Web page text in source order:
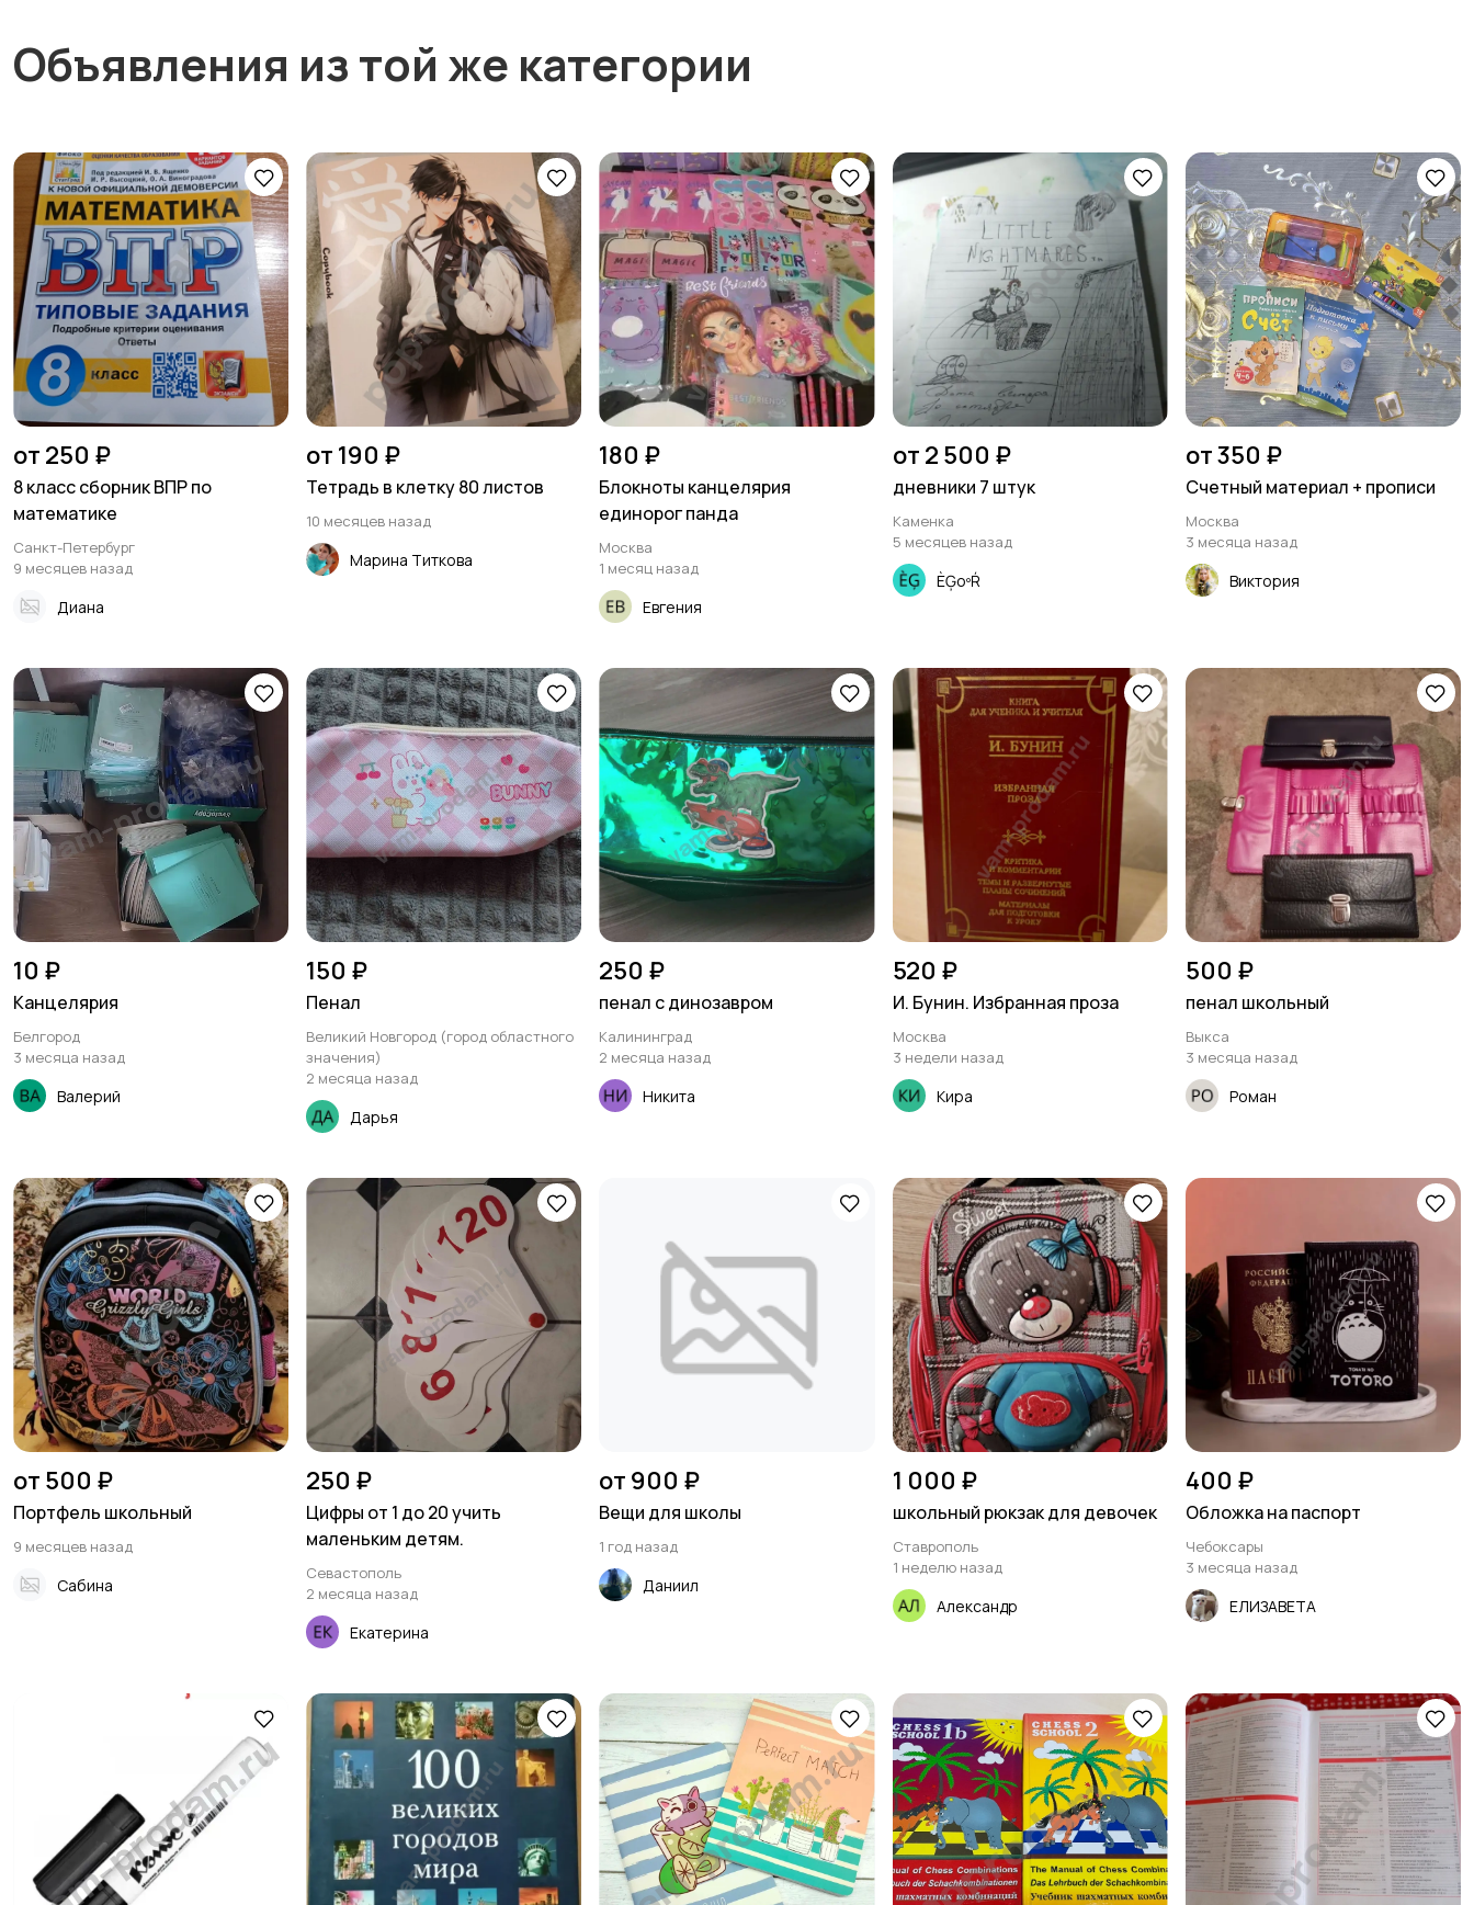
Объявления из той же категории
от 250 ₽
8 класс сборник ВПР по
математике
Санкт-Петербург
9 месяцев назад
Диана
от 190 ₽
Тетрадь в клетку 80 листов
10 месяцев назад
Марина Титкова
180 ₽
Блокноты канцелярия
единорог панда
Москва
1 месяц назад
Евгения
от 2 500 ₽
дневники 7 штук
Каменка
5 месяцев назад
ÈĢoºŔ
от 350 ₽
Счетный материал + прописи
Москва
3 месяца назад
Виктория
10 ₽
Канцелярия
Белгород
3 месяца назад
Валерий
150 ₽
Пенал
Великий Новгород (город областного
значения)
2 месяца назад
Дарья
250 ₽
пенал с динозавром
Калининград
2 месяца назад
Никита
520 ₽
И. Бунин. Избранная проза
Москва
3 недели назад
Кира
500 ₽
пенал школьный
Выкса
3 месяца назад
Роман
от 500 ₽
Портфель школьный
9 месяцев назад
Сабина
250 ₽
Цифры от 1 до 20 учить
маленьким детям.
Севастополь
2 месяца назад
Екатерина
от 900 ₽
Вещи для школы
1 год назад
Даниил
1 000 ₽
школьный рюкзак для девочек
Ставрополь
1 неделю назад
Александр
400 ₽
Обложка на паспорт
Чебоксары
3 месяца назад
ЕЛИЗАВЕТА